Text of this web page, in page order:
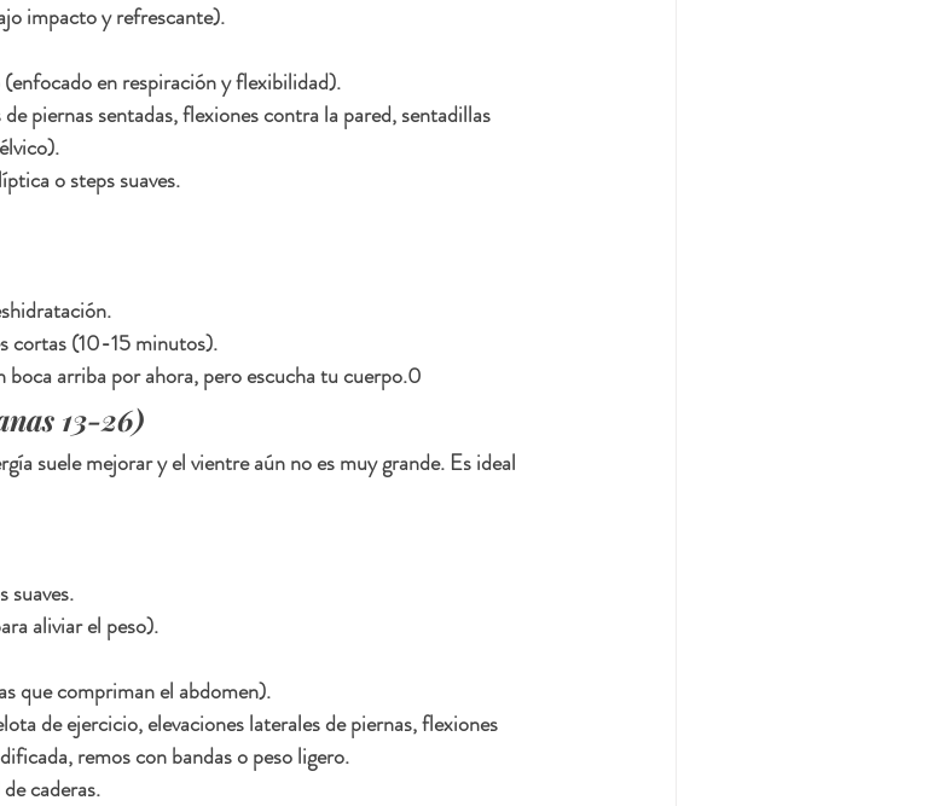
impacto y refrescante).
en respiración y flexibilidad).
piernas sentadas, flexiones contra la pared, sentadillas
o steps suaves.
cortas (10-15 minutos).
boca arriba por ahora, pero escucha tu cuerpo.0
13-26)
suele mejorar y el vientre aún no es muy grande. Es ideal
suaves.
aliviar el peso).
que compriman el abdomen).
de ejercicio, elevaciones laterales de piernas, flexiones
remos con bandas o peso ligero.
caderas.